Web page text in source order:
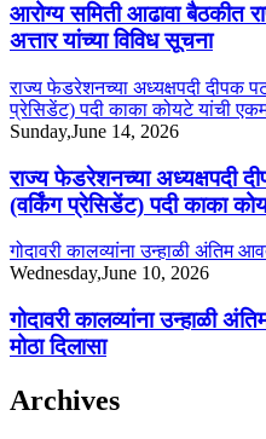
आरोग्य समिती आढावा बैठकीत
अत्तार यांच्या विविध सूचना
राज्य फेडरेशनच्या अध्यक्षपदी दीपक
प्रेसिडेंट) पदी काका कोयटे यांची
Sunday,June 14, 2026
राज्य फेडरेशनच्या अध्यक्षपदी
(वर्किंग प्रेसिडेंट) पदी काका
गोदावरी कालव्यांना उन्हाळी अंतिम
Wednesday,June 10, 2026
गोदावरी कालव्यांना उन्हाळी
मोठा दिलासा
Archives